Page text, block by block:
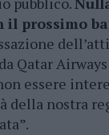
il prossimo
Qatar
essere
della nostra